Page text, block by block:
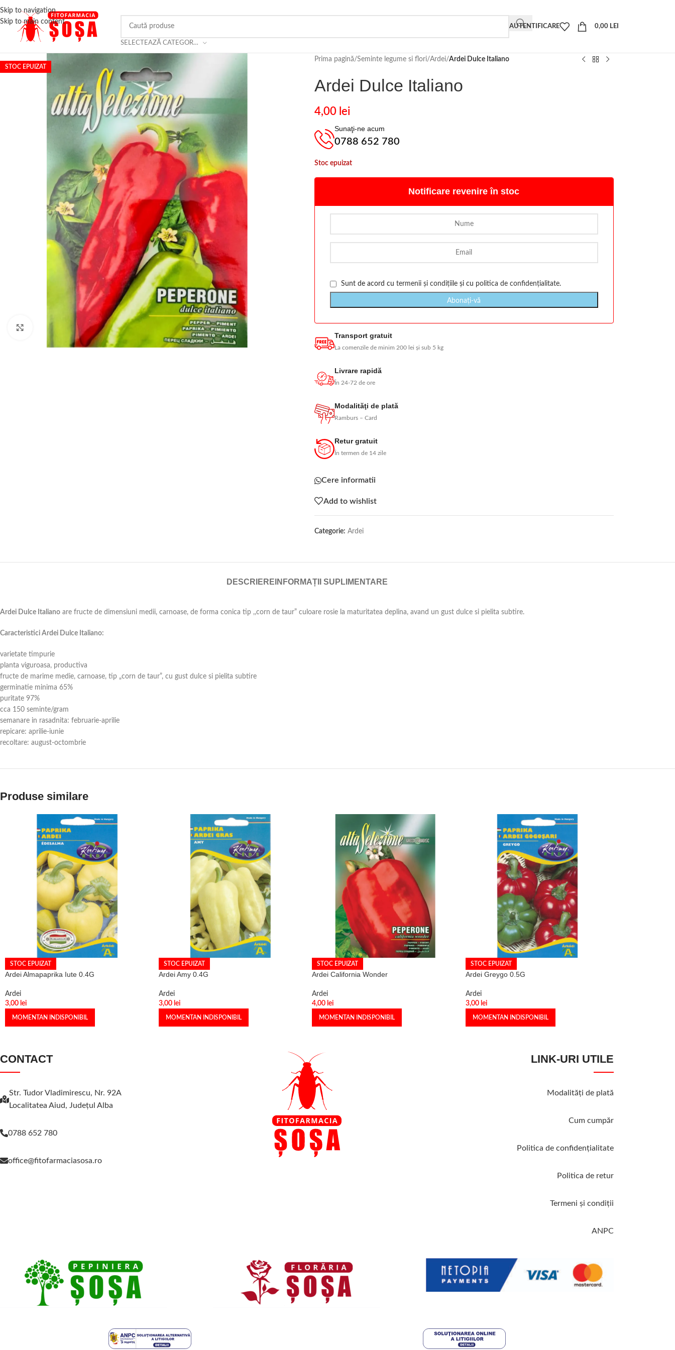
Skip to navigation
Skip to main content
SELECTEAZĂ CATEGORIA
AUTENTIFICARE 0,00 LEI
STOC EPUIZAT
Prima pagină/Seminte legume si flori/Ardei/Ardei Dulce Italiano
Ardei Dulce Italiano
4,00 lei
Sunaţi-ne acum
0788 652 780
Stoc epuizat
Notificare revenire în stoc
Sunt de acord cu termenii și condițiileși cu politica de confidențialitate.
Transport gratuit
La comenzile de minim 200 lei și sub 5 kg
Livrare rapidă
În 24-72 de ore
Modalităţi de plată
Ramburs – Card
Retur gratuit
În termen de 14 zile
Cere informatii
Add to wishlist
Categorie: Ardei
DESCRIERE INFORMAȚII SUPLIMENTARE
Ardei Dulce Italiano are fructe de dimensiuni medii, carnoase, de forma conica tip ,,corn de taur” culoare rosie la maturitatea deplina, avand un gust dulce si pielita subtire.
Caracteristici Ardei Dulce Italiano:
varietate timpurie
planta viguroasa, productiva
fructe de marime medie, carnoase, tip „corn de taur”, cu gust dulce si pielita subtire
germinatie minima 65%
puritate 97%
cca 150 seminte/gram
semanare in rasadnita: februarie-aprilie
repicare: aprilie-iunie
recoltare: august-octombrie
Produse similare
STOC EPUIZAT
Ardei Almapaprika Iute 0.4G
Ardei
3,00 lei
MOMENTAN INDISPONIBIL
STOC EPUIZAT
Ardei Amy 0.4G
Ardei
3,00 lei
MOMENTAN INDISPONIBIL
STOC EPUIZAT
Ardei California Wonder
Ardei
4,00 lei
MOMENTAN INDISPONIBIL
STOC EPUIZAT
Ardei Greygo 0.5G
Ardei
3,00 lei
MOMENTAN INDISPONIBIL
CONTACT
Str. Tudor Vladimirescu, Nr. 92A
Localitatea Aiud, Judeţul Alba
0788 652 780
office@fitofarmaciasosa.ro
LINK-URI UTILE
Modalităţi de plată
Cum cumpăr
Politica de confidenţialitate
Politica de retur
Termeni şi condiţii
ANPC